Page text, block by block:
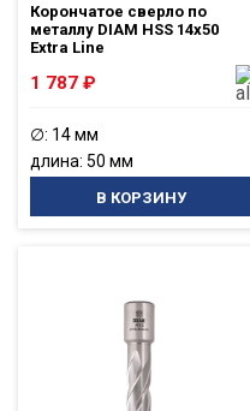
Корончатое сверло по
металлу DIAM HSS 14x50
Extra Line
1 787 ₽
∅: 14 мм
длина: 50 мм
В КОРЗИНУ